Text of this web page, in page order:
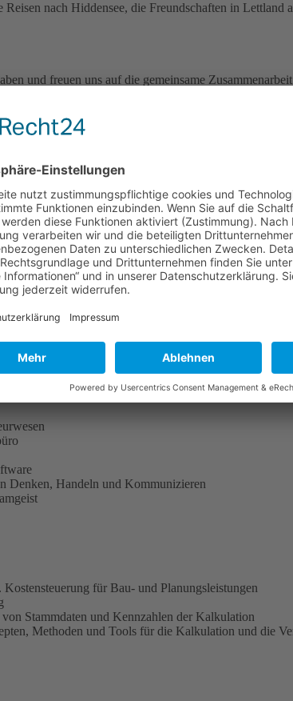
nach Hiddensee, die Freundschaften in
und freuen uns auf die gemeinsame
#mitarbeiterliebe #team
#sozialimmobilien #druckundverpackung
Einstellung einen
Denken, Handeln und Kommunizieren
für Bau- und Planungsleistungen
Stammdaten und Kennzahlen der Kalkulation
Methoden und Tools für die Kalkulation und die